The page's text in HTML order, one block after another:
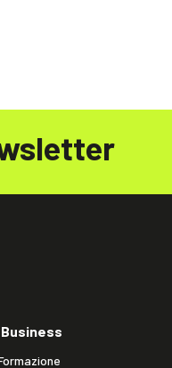
Business